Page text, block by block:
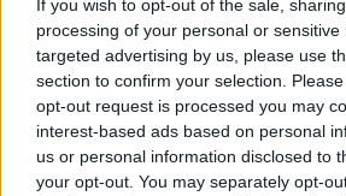
If you wish to opt-out of the sale,
processing of your personal or
targeted advertising by us, please use
section to confirm your selection.
opt-out request is processed you may
interest-based ads based on personal
us or personal information disclosed to
your opt-out. You may separately opt-
spagnola è stata un “no” secco,
intenzione di separarsi dal
dopo soli 6 mesi.
Redazione
Twitter @Calciopremier